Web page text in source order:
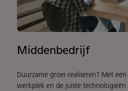
Middenbedrijf
Duurzame groei realiseren? Met
werkplek en de juiste technologieën